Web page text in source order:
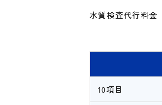
水質検査代行料金
10項目